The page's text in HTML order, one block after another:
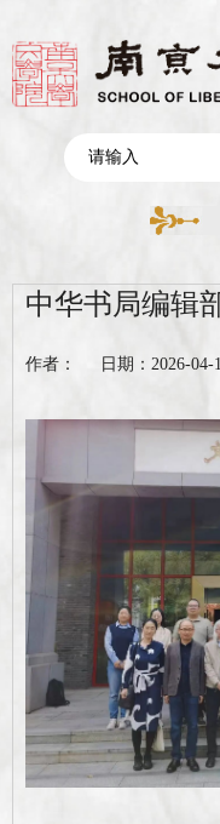
中华书局编辑
作者： 日期：2026-04-